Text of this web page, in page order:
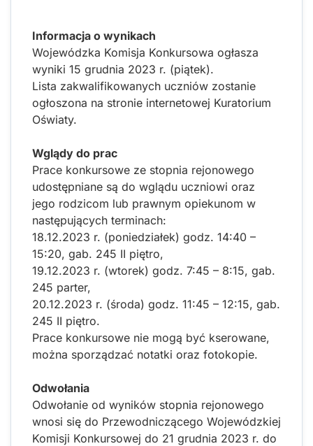
Informacja o wynikach
Wojewódzka Komisja Konkursowa ogłasza
wyniki 15 grudnia 2023 r. (piątek).
Lista zakwalifikowanych uczniów zostanie
ogłoszona na stronie internetowej Kuratorium
Oświaty.
Wglądy do prac
Prace konkursowe ze stopnia rejonowego
udostępniane są do wglądu uczniowi oraz
jego rodzicom lub prawnym opiekunom w
następujących terminach:
18.12.2023 r. (poniedziałek) godz. 14:40 –
15:20, gab. 245 II piętro,
19.12.2023 r. (wtorek) godz. 7:45 – 8:15, gab.
245 parter,
20.12.2023 r. (środa) godz. 11:45 – 12:15, gab.
245 II piętro.
Prace konkursowe nie mogą być kserowane,
można sporządzać notatki oraz fotokopie.
Odwołania
Odwołanie od wyników stopnia rejonowego
wnosi się do Przewodniczącego Wojewódzkiej
Komisji Konkursowej do 21 grudnia 2023 r. do